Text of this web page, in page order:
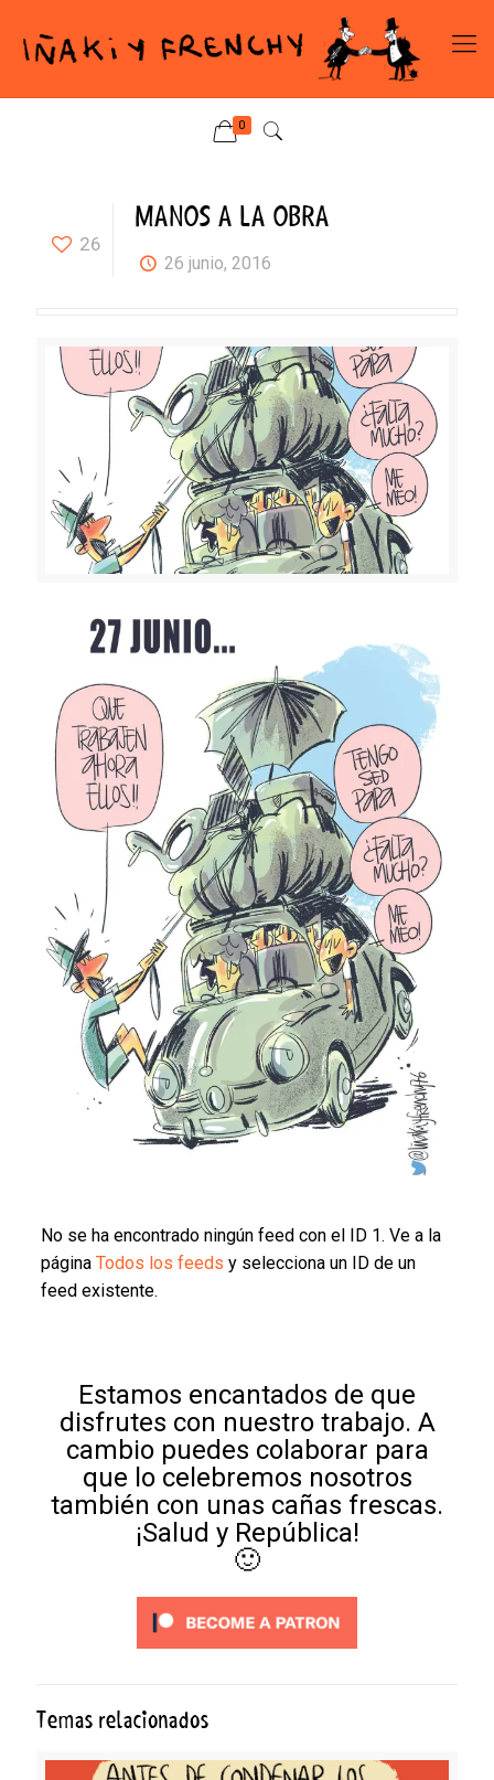
0
26
MANOS A LA OBRA
26 junio, 2016
No se ha encontrado ningún feed con el ID 1. Ve a la
página Todos los feeds y selecciona un ID de un
feed existente.
Estamos encantados de que
disfrutes con nuestro trabajo. A
cambio puedes colaborar para
que lo celebremos nosotros
también con unas cañas frescas.
¡Salud y República!
🙂
Temas relacionados